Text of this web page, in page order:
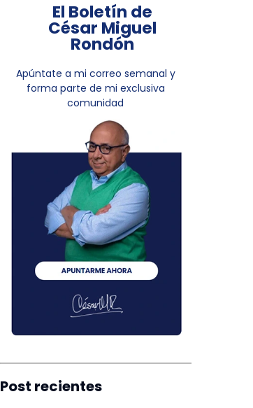
El Boletín de
César Miguel
Rondón
Apúntate a mi correo semanal y
forma parte de mi exclusiva
comunidad
Post recientes